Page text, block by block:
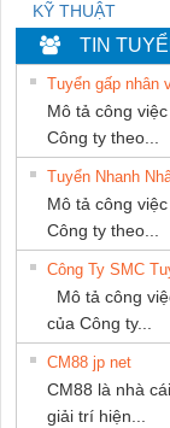
KỸ THUẬT
KTECH VIỆT
NAM
TIN
Tuyển gấp nhân
Mô tả công
Công ty theo...
Tuyển Nhanh
Mô tả công
Công ty theo...
Công Ty SMC
Mô tả công
của Công ty...
CM88 jp net
CM88 là nhà
giải trí hiện...